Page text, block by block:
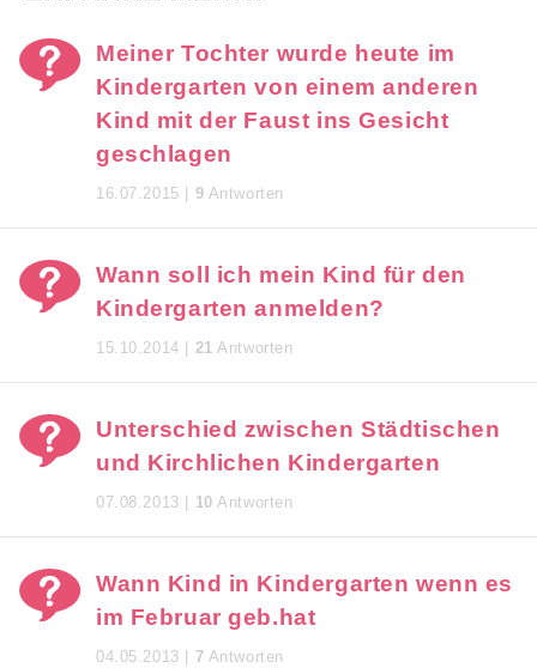
Meiner Tochter wurde heute im
Kindergarten von einem anderen
Kind mit der Faust ins Gesicht
geschlagen
16.07.2015 | 9 Antworten
Wann soll ich mein Kind für den
Kindergarten anmelden?
15.10.2014 | 21 Antworten
Unterschied zwischen Städtischen
und Kirchlichen Kindergarten
07.08.2013 | 10 Antworten
Wann Kind in Kindergarten wenn es
im Februar geb.hat
04.05.2013 | 7 Antworten